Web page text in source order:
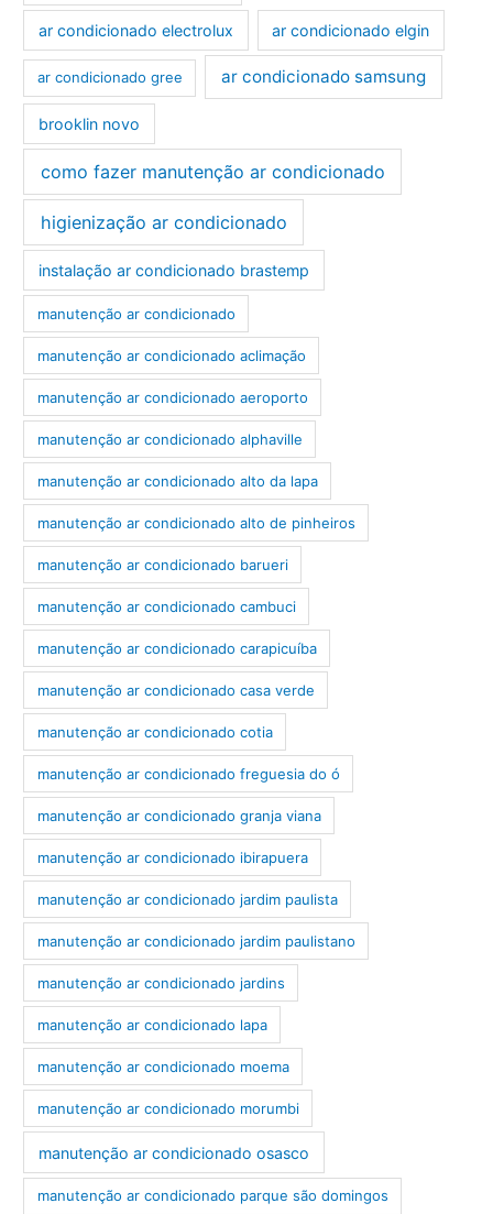
ar condicionado electrolux ar condicionado elgin
ar condicionado gree ar condicionado samsung
brooklin novo
como fazer manutenção ar condicionado
higienização ar condicionado
instalação ar condicionado brastemp
manutenção ar condicionado
manutenção ar condicionado aclimação
manutenção ar condicionado aeroporto
manutenção ar condicionado alphaville
manutenção ar condicionado alto da lapa
manutenção ar condicionado alto de pinheiros
manutenção ar condicionado barueri
manutenção ar condicionado cambuci
manutenção ar condicionado carapicuíba
manutenção ar condicionado casa verde
manutenção ar condicionado cotia
manutenção ar condicionado freguesia do ó
manutenção ar condicionado granja viana
manutenção ar condicionado ibirapuera
manutenção ar condicionado jardim paulista
manutenção ar condicionado jardim paulistano
manutenção ar condicionado jardins
manutenção ar condicionado lapa
manutenção ar condicionado moema
manutenção ar condicionado morumbi
manutenção ar condicionado osasco
manutenção ar condicionado parque são domingos